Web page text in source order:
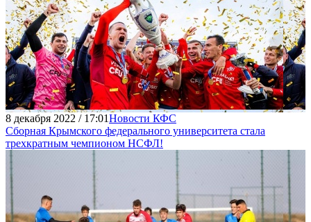
8 декабря 2022 / 17:01Новости КФС
Сборная Крымского федерального университета стала
трехкратным чемпионом НСФЛ!